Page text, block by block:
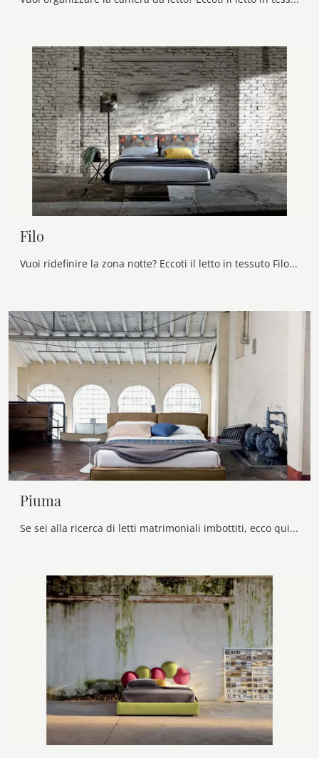
Filo
Vuoi ridefinire la zona notte? Eccoti il letto in tessuto Filo di Veneran per spazi design.
Piuma
Se sei alla ricerca di letti matrimoniali imbottiti, ecco qui il modello Piuma in tessuto per arricchire la zona notte.